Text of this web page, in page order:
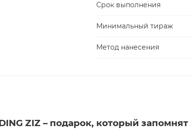
Срок выполнения
Минимальный тираж
Метод нанесения
ZIZ – подарок, который запомнят